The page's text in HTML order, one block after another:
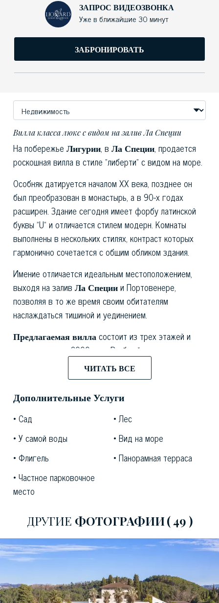
ЗАПРОС ВИДЕОЗВОНКА
Уже в ближайшие 30 минут
ЗАБРОНИРОВАТЬ
Вилла класса люкс с видом на залив Ла Специи
На побережье Лигурии, в Ла Специи, продается
роскошная вилла в стиле "либерти" с видом на море.
Особняк датируется началом ХХ века, позднее он
был преобразован в монастырь, а в 90-х годах
расширен. Здание сегодня имеет форбу латинской
буквы "U" и отличается стилем модерн. Комнаты
выполнены в нескольких стилях, контраст которых
гармонично сочетается с общим обликом здания.
Имение отличается идеальным местоположением,
выходя на залив Ла Специии Портовенере,
позволяя в то же время своим обитателям
наслаждаться тишиной и уединением.
Предлагаемая вилласостоит из трех этажей и
имеет площадь 2000 кв.м. В общей сложности она
насчитывает десять спален и пять ванных. Участок,
окружающий виллу, простирается на 5400 кв.м. На
его территории находится частный сад и посевные
площади.
В комплекс также входит частная часовня с
цветными окнами и мраморными полами.
Вилла класса люкс
гармонично вписывается в
окружающий контекст, являясь одной из жемужчин
элитной недвижимости региона.
ЧИТАТЬ ВСЕ
Дополнительные Услуги
Сад
Лес
У самой воды
Вид на море
Флигель
Панорамная терраса
Частное парковочное
место
ДРУГИЕ ФOТОГРАФИИ( 49 )